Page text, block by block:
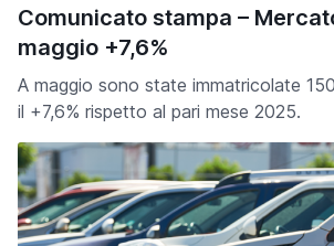
Comunicato stampa –
maggio +7,6%
A maggio sono state immatricolate
il +7,6% rispetto al pari mese 2025.